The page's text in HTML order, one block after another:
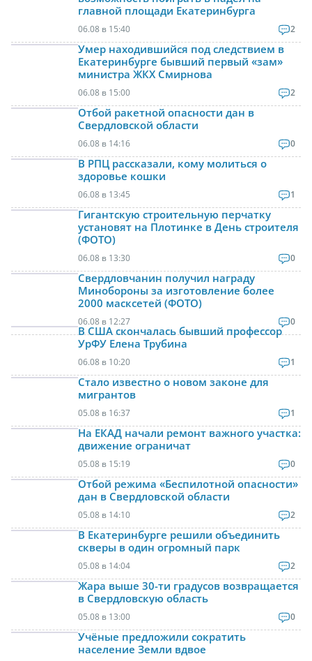
главной площади Екатеринбурга
06.08 в 15:40 2
Умер находившийся под следствием в
Екатеринбурге бывший первый «зам»
министра ЖКХ Смирнова
06.08 в 15:00 2
Отбой ракетной опасности дан в
Свердловской области
06.08 в 14:16 0
В РПЦ рассказали, кому молиться о
здоровье кошки
06.08 в 13:45 1
Гигантскую строительную перчатку
установят на Плотинке в День строителя
(ФОТО)
06.08 в 13:30 0
Свердловчанин получил награду
Минобороны за изготовление более
2000 масксетей (ФОТО)
06.08 в 12:27 0
В США скончалась бывший профессор
УрФУ Елена Трубина
06.08 в 10:20 1
Стало известно о новом законе для
мигрантов
05.08 в 16:37 1
На ЕКАД начали ремонт важного участка:
движение ограничат
05.08 в 15:19 0
Отбой режима «Беспилотной опасности»
дан в Свердловской области
05.08 в 14:10 2
В Екатеринбурге решили объединить
скверы в один огромный парк
05.08 в 14:04 2
Жара выше 30-ти градусов возвращается
в Свердловскую область
05.08 в 13:00 0
Учёные предложили сократить
население Земли вдвое